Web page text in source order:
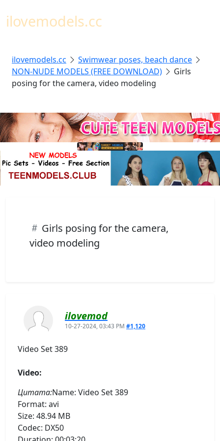
ilovemodels.cc
ilovemodels.cc
Swimwear poses, beach dance
NON-NUDE MODELS (FREE DOWNLOAD)
Girls
posing for the camera, video modeling
Girls posing for the camera,
video modeling
ilovemod
10-27-2024, 03:43 PM #1,120
Video Set 389
Video:
Цитата:Name: Video Set 389
Format: avi
Size: 48.94 MB
Codec: DX50